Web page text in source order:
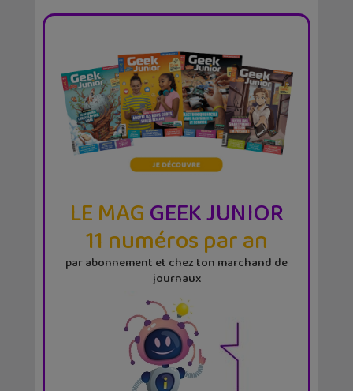
LE MAGGEEK JUNIOR
11 numéros par an
par abonnement et chez ton marchand de
journaux